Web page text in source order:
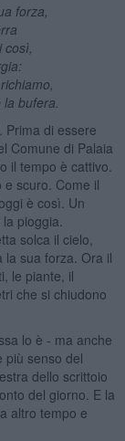
forza,
bufera.
Prima di essere
Comune di Palaia
il tempo è cattivo.
scuro. Come il
è così. Un
pioggia.
solca il cielo,
la sua forza. Ora il
le piante, il
che si chiudono
lo è - ma anche
più senso del
dello scrittoio
del giorno. E la
altro tempo e